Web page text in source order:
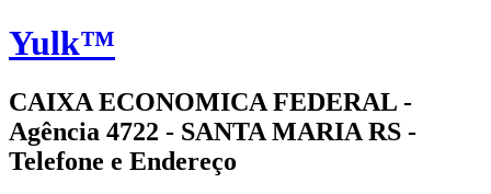
Yulk™
CAIXA ECONOMICA FEDERAL -
Agência 4722 - SANTA MARIA RS -
Telefone e Endereço